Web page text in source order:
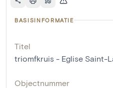
BASISINFORMATIE
Titel
triomfkruis - Eglise Saint-
Objectnummer